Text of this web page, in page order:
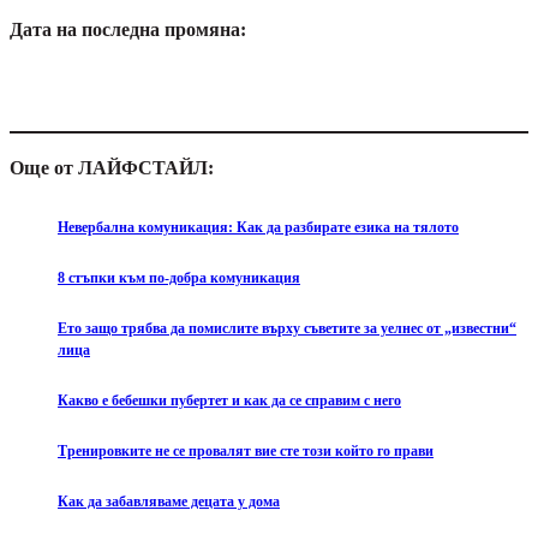
Дата на последна промяна:
Още от ЛАЙФСТАЙЛ:
Невербална комуникация: Как да разбирате езика на тялото
8 стъпки към по-добра комуникация
Ето защо трябва да помислите върху съветите за уелнес от „известни“
лица
Какво е бебешки пубертет и как да се справим с него
Тренировките не се провалят вие сте този който го прави
Как да забавляваме децата у дома